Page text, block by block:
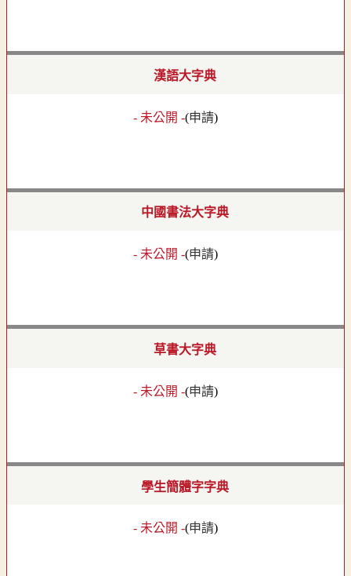
漢語大字典
- 未公開 -(申請)
中國書法大字典
- 未公開 -(申請)
草書大字典
- 未公開 -(申請)
學生簡體字字典
- 未公開 -(申請)